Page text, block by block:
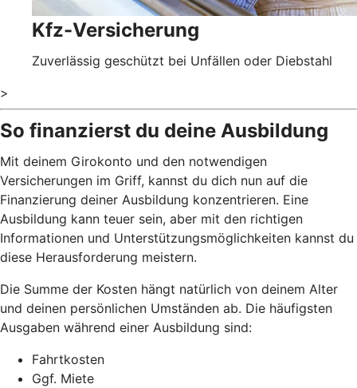
Kfz-Versicherung
Zuverlässig geschützt bei Unfällen oder Diebstahl
>
So finanzierst du deine Ausbildung
Mit deinem Girokonto und den notwendigen
Versicherungen im Griff, kannst du dich nun auf die
Finanzierung deiner Ausbildung konzentrieren. Eine
Ausbildung kann teuer sein, aber mit den richtigen
Informationen und Unterstützungsmöglichkeiten kannst du
diese Herausforderung meistern.
Die Summe der Kosten hängt natürlich von deinem Alter
und deinen persönlichen Umständen ab. Die häufigsten
Ausgaben während einer Ausbildung sind:
Fahrtkosten
Ggf. Miete